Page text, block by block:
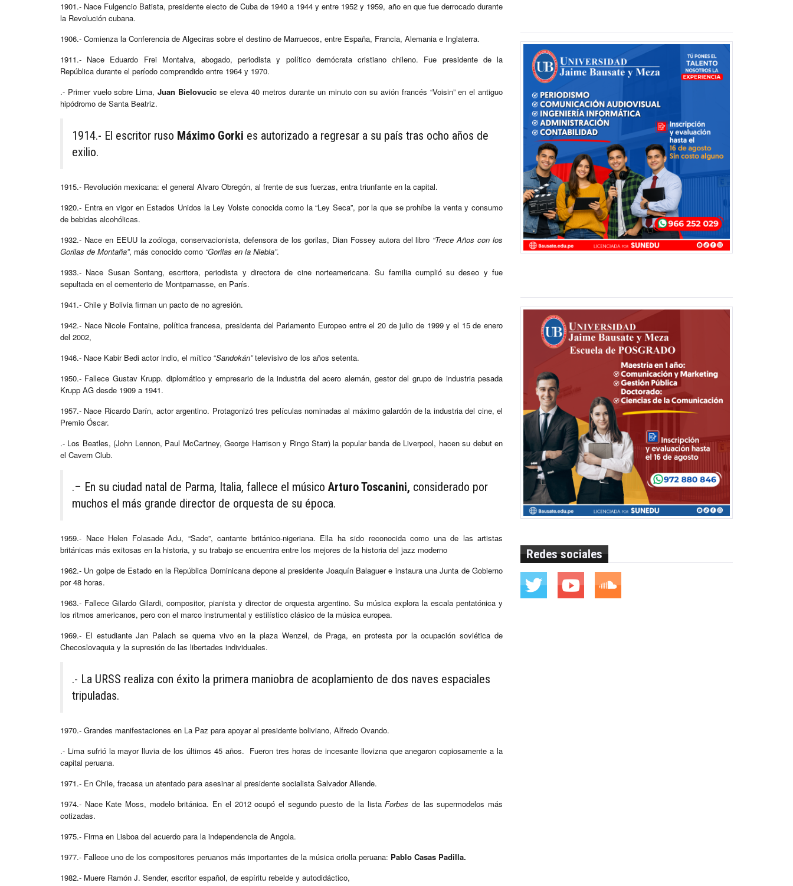
1901.- Nace Fulgencio Batista, presidente electo de Cuba de 1940 a 1944 y entre 1952 y 1959, año en que fue derrocado durante
la Revolución cubana.
1906.- Comienza la Conferencia de Algeciras sobre el destino de Marruecos, entre España, Francia, Alemania e Inglaterra.
1911.- Nace Eduardo Frei Montalva, abogado, periodista y político demócrata cristiano chileno. Fue presidente de la
República durante el período comprendido entre 1964 y 1970.
.- Primer vuelo sobre Lima,Juan Bielovucicse eleva 40 metros durante un minuto con su avión francés “Voisin” en el antiguo
hipódromo de Santa Beatriz.
1914.- El escritor ruso Máximo Gorki es autorizado a regresar a su país tras ocho años de
exilio.
1915.- Revolución mexicana: el general Alvaro Obregón, al frente de sus fuerzas, entra triunfante en la capital.
1920.- Entra en vigor en Estados Unidos la Ley Volste conocida como la “Ley Seca”, por la que se prohíbe la venta y consumo
de bebidas alcohólicas.
1932.- Nace en EEUU la zoóloga, conservacionista, defensora de los gorilas, Dian Fossey autora del libro “Trece Años con los
Gorilas de Montaña”, más conocido como “Gorilas en la Niebla”.
1933.- Nace Susan Sontang, escritora, periodista y directora de cine norteamericana. Su familia cumplió su deseo y fue
sepultada en el cementerio de Montparnasse, en París.
1941.- Chile y Bolivia firman un pacto de no agresión.
1942.- Nace Nicole Fontaine, política francesa, presidenta del Parlamento Europeo entre el 20 de julio de 1999 y el 15 de enero
del 2002,
1946.- Nace Kabir Bedi actor indio, el mítico “Sandokán”televisivo de los años setenta.
1950.- Fallece Gustav Krupp. diplomático y empresario de la industria del acero alemán, gestor del grupo de industria pesada
Krupp AG desde 1909 a 1941.
1957.- Nace Ricardo Darín, actor argentino. Protagonizó tres películas nominadas al máximo galardón de la industria del cine, el
Premio Óscar.
.- Los Beatles, (John Lennon, Paul McCartney, George Harrison y Ringo Starr) la popular banda de Liverpool, hacen su debut en
el Cavern Club.
.– En su ciudad natal de Parma, Italia, fallece el músico Arturo Toscanini, considerado por
muchos el más grande director de orquesta de su época.
1959.- Nace Helen Folasade Adu, “Sade”, cantante británico-nigeriana. Ella ha sido reconocida como una de las artistas
británicas más exitosas en la historia, y su trabajo se encuentra entre los mejores de la historia del jazz moderno
1962.- Un golpe de Estado en la República Dominicana depone al presidente Joaquín Balaguer e instaura una Junta de Gobierno
por 48 horas.
1963.- Fallece Gilardo Gilardi, compositor, pianista y director de orquesta argentino. Su música explora la escala pentatónica y
los ritmos americanos, pero con el marco instrumental y estilístico clásico de la música europea.
1969.- El estudiante Jan Palach se quema vivo en la plaza Wenzel, de Praga, en protesta por la ocupación soviética de
Checoslovaquia y la supresión de las libertades individuales.
.- La URSS realiza con éxito la primera maniobra de acoplamiento de dos naves espaciales
tripuladas.
1970.- Grandes manifestaciones en La Paz para apoyar al presidente boliviano, Alfredo Ovando.
.- Lima sufrió la mayor lluvia de los últimos 45 años. Fueron tres horas de incesante llovizna que anegaron copiosamente a la
capital peruana.
1971.- En Chile, fracasa un atentado para asesinar al presidente socialista Salvador Allende.
1974.- Nace Kate Moss, modelo británica. En el 2012 ocupó el segundo puesto de la listaForbes de las supermodelos más
cotizadas.
1975.- Firma en Lisboa del acuerdo para la independencia de Angola.
1977.- Fallece uno de los compositores peruanos más importantes de la música criolla peruana: Pablo Casas Padilla.
1982.- Muere Ramón J. Sender, escritor español, de espíritu rebelde y autodidáctico,
Redes sociales